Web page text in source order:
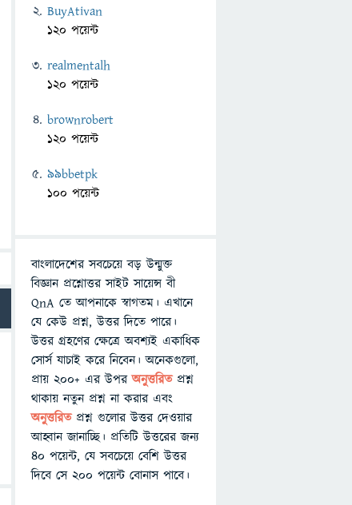
BuyAtivan
120 পয়েন্ট
realmentalh
120 পয়েন্ট
brownrobert
120 পয়েন্ট
99bbetpk
100 পয়েন্ট
বাংলাদেশের সবচেয়ে বড় উন্মুক্ত
বিজ্ঞান প্রশ্নোত্তর সাইট সায়েন্স বী
QnA তে আপনাকে স্বাগতম। এখানে
যে কেউ প্রশ্ন, উত্তর দিতে পারে।
উত্তর গ্রহণের ক্ষেত্রে অবশ্যই একাধিক
সোর্স যাচাই করে নিবেন। অনেকগুলো,
প্রায় ২০০+ এর উপরঅনুত্তরিতপ্রশ্ন
থাকায় নতুন প্রশ্ন না করার এবং
অনুত্তরিত প্রশ্ন গুলোর উত্তর দেওয়ার
আহ্বান জানাচ্ছি। প্রতিটি উত্তরের জন্য
৪০ পয়েন্ট, যে সবচেয়ে বেশি উত্তর
দিবে সে ২০০ পয়েন্ট বোনাস পাবে।